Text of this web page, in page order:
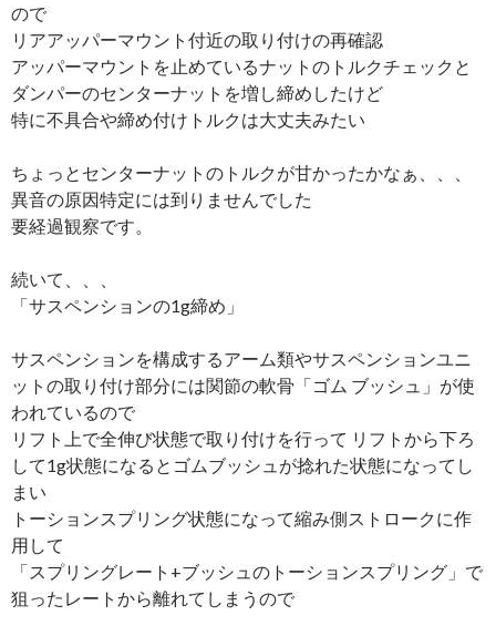
ので
リアアッパーマウント付近の取り付けの再確認
アッパーマウントを止めているナットのトルクチェックと
ダンパーのセンターナットを増し締めしたけど
特に不具合や締め付けトルクは大丈夫みたい
ちょっとセンターナットのトルクが甘かったかなぁ、、、
異音の原因特定には到りませんでした
要経過観察です。
続いて、、、
「サスペンションの1g締め」
サスペンションを構成するアーム類やサスペンションユニ
ットの取り付け部分には関節の軟骨「ゴム ブッシュ」が使
われているので
リフト上で全伸び状態で取り付けを行って リフトから下ろ
して1g状態になるとゴムブッシュが捻れた状態になってし
まい
トーションスプリング状態になって縮み側ストロークに作
用して
「スプリングレート+ブッシュのトーションスプリング」で
狙ったレートから離れてしまうので